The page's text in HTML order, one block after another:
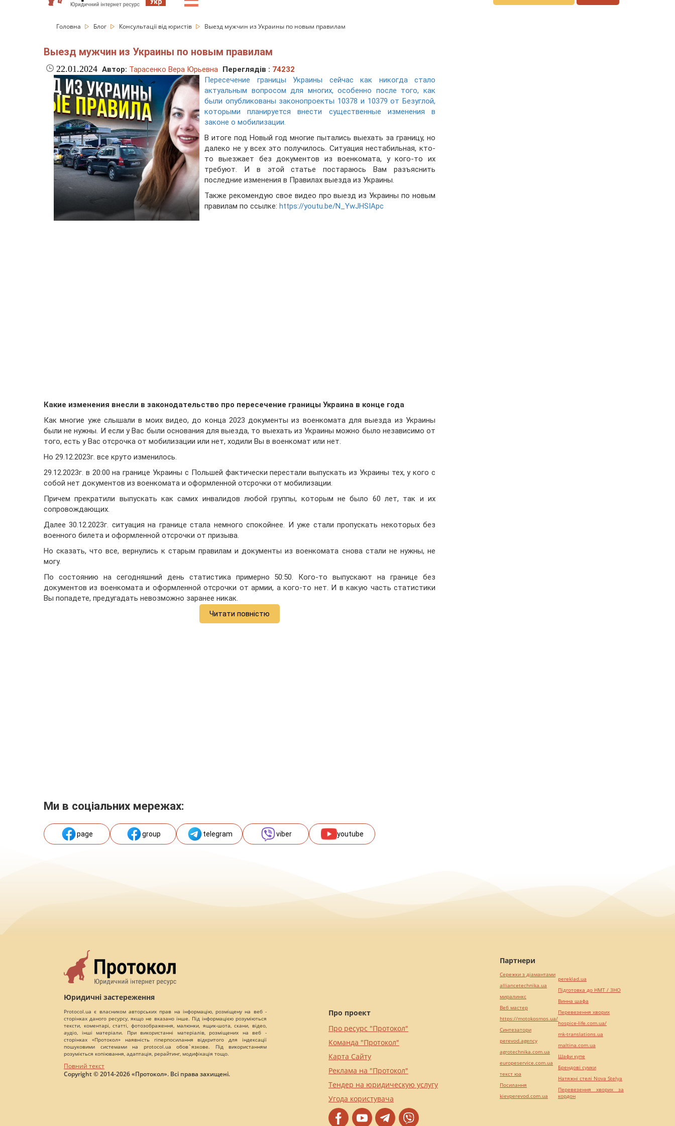
Головна Блог Консультації від юристів Выезд мужчин из Украины по новым правилам
Выезд мужчин из Украины по новым правилам
22.01.2024 Автор: Тарасенко Вера Юрьевна Переглядів : 74232
Пересечение границы Украины сейчас как никогда стало
актуальным вопросом для многих, особенно после того, как
были опубликованы законопроекты 10378 и 10379 от Безуглой,
которыми планируется внести существенные изменения в
законе о мобилизации.
В итоге под Новый год многие пытались выехать за границу, но
далеко не у всех это получилось. Ситуация нестабильная, кто-
то выезжает без документов из военкомата, у кого-то их
требуют. И в этой статье постараюсь Вам разъяснить
последние изменения в Правилах выезда из Украины.
Также рекомендую свое видео про выезд из Украины по новым
правилам по ссылке: https://youtu.be/N_YwJHSIApc
Какие изменения внесли в законодательство про пересечение границы Украина в конце года
Как многие уже слышали в моих видео, до конца 2023 документы из военкомата для выезда из Украины
были не нужны. И если у Вас были основания для выезда, то выехать из Украины можно было независимо от
того, есть у Вас отсрочка от мобилизации или нет, ходили Вы в военкомат или нет.
Но 29.12.2023г. все круто изменилось.
29.12.2023г. в 20:00 на границе Украины с Польшей фактически перестали выпускать из Украины тех, у кого с
собой нет документов из военкомата и оформленной отсрочки от мобилизации.
Причем прекратили выпускать как самих инвалидов любой группы, которым не было 60 лет, так и их
сопровождающих.
Далее 30.12.2023г. ситуация на границе стала немного спокойнее. И уже стали пропускать некоторых без
военного билета и оформленной отсрочки от призыва.
Но сказать, что все, вернулись к старым правилам и документы из военкомата снова стали не нужны, не
могу.
По состоянию на сегодняшний день статистика примерно 50:50. Кого-то выпускают на границе без
документов из военкомата и оформленной отсрочки от армии, а кого-то нет. И в какую часть статистики
Вы попадете, предугадать невозможно заранее никак.
Читати повністю
Ми в соціальних мережах:
page group telegram viber youtube
Юридичні застереження
Protocol.ua є власником авторських прав на інформацію, розміщену на веб -
сторінках даного ресурсу, якщо не вказано інше. Під інформацією розуміються
тексти, коментарі, статті, фотозображення, малюнки, ящик-шота, скани, відео,
аудіо, інші матеріали. При використанні матеріалів, розміщених на веб -
сторінках «Протокол» наявність гіперпосилання відкритого для індексації
пошуковими системами на protocol.ua обов`язкове. Під використанням
розуміється копіювання, адаптація, рерайтинг, модифікація тощо.
Повний текст
Copyright © 2014-2026 «Протокол». Всі права захищені.
Про проект
Про ресурс "Протокол"
Команда "Протокол"
Карта Сайту
Реклама на "Протокол"
Тендер на юридическую услугу
Угода користувача
Партнери
Сережки з діамантами
alliancetechnika.ua
миралинкс
Веб мастер
https://motokosmos.ua/
Синтезатори
perevod.agency
agrotechnika.com.ua
europeservice.com.ua
текст юа
Посилання
kievperevod.com.ua
pereklad.ua
Підготовка до НМТ / ЗНО
Винна шафа
Перевезення хворих
hospice-life.com.ua/
mk-translations.ua
maltina.com.ua
Шафи купе
Брендові сумки
Натяжні стелі Nova Stelya
Перевезення хворих за
кордон